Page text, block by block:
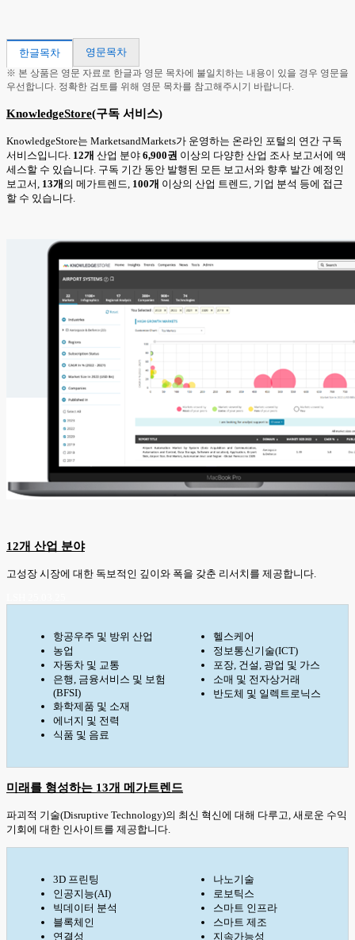
한글목차 영문목차
※ 본 상품은 영문 자료로 한글과 영문 목차에 불일치하는 내용이 있을 경우 영문을
우선합니다. 정확한 검토를 위해 영문 목차를 참고해주시기 바랍니다.
KnowledgeStore(구독 서비스)
KnowledgeStore는 MarketsandMarkets가 운영하는 온라인 포털의 연간 구독
서비스입니다. 12개 산업 분야 6,900권 이상의 다양한 산업 조사 보고서에 액
세스할 수 있습니다. 구독 기간 동안 발행된 모든 보고서와 향후 발간 예정인
보고서, 13개 의 메가트렌드, 100개 이상의 산업 트렌드, 기업 분석 등에 접근
할 수 있습니다.
12개 산업 분야
고성장 시장에 대한 독보적인 깊이와 폭을 갖춘 리서치를 제공합니다.
항공우주 및 방위 산업
농업
자동차 및 교통
은행, 금융서비스 및 보험
(BFSI)
화학제품 및 소재
에너지 및 전력
식품 및 음료
헬스케어
정보통신기술(ICT)
포장, 건설, 광업 및 가스
소매 및 전자상거래
반도체 및 일렉트로닉스
미래를 형성하는 13개 메가트렌드
파괴적 기술(Disruptive Technology)의 최신 혁신에 대해 다루고, 새로운 수익
기회에 대한 인사이트를 제공합니다.
3D 프린팅
인공지능(AI)
빅데이터 분석
블록체인
연결성
나노기술
로보틱스
스마트 인프라
스마트 제조
지속가능성